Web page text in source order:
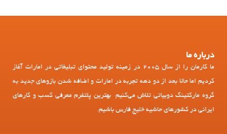
درباره ما
ما کارمان را از سال 2005 در زمینه تولید محتوای تبلیغاتی در امارات آغاز
کردیم اما حالا بعد از دو دهه تجربه در امارات و اضافه شدن بازوهای جدید به
گروه مارکتینگ دوبیاتی تلاش می‌کنیم بهترین پلتفرم معرفی کسب و کارهای
ایرانی در کشورهای حاشیه خلیج فارس باشیم.